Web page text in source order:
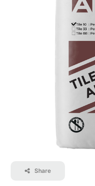
Share